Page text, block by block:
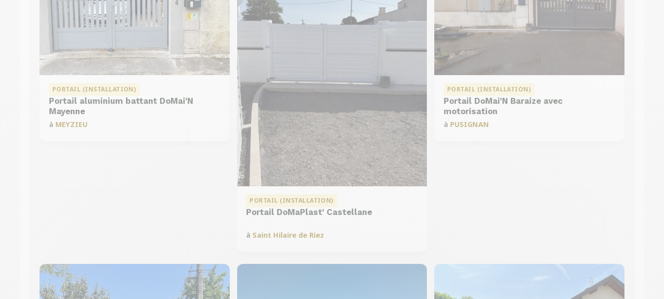
PORTAIL (INSTALLATION)
Portail aluminium battant DoMai'N
Mayenne
à MEYZIEU
PORTAIL (INSTALLATION)
Portail DoMaPlast' Castellane
à Saint Hilaire de Riez
PORTAIL (INSTALLATION)
Portail DoMai'N Baraize avec
motorisation
à PUSIGNAN